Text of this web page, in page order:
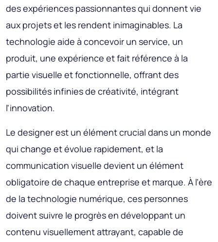
des expériences passionnantes qui donnent vie
aux projets et les rendent inimaginables. La
technologie aide à concevoir un service, un
produit, une expérience et fait référence à la
partie visuelle et fonctionnelle, offrant des
possibilités infinies de créativité, intégrant
l'innovation.
Le designer est un élément crucial dans un monde
qui change et évolue rapidement, et la
communication visuelle devient un élément
obligatoire de chaque entreprise et marque. À l’ère
de la technologie numérique, ces personnes
doivent suivre le progrès en développant un
contenu visuellement attrayant, capable de